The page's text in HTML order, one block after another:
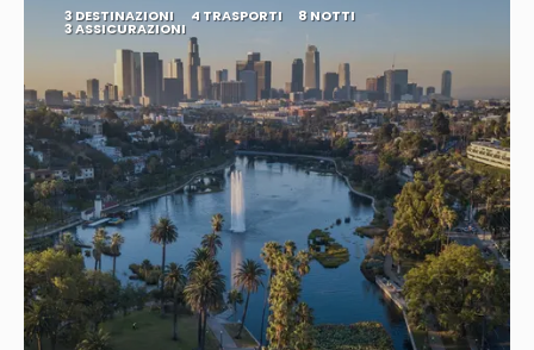
3 DESTINAZIONI 4 TRASPORTI 8 NOTTI
3 ASSICURAZIONI